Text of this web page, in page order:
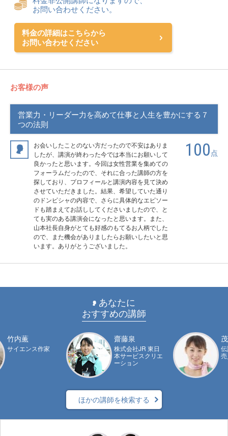
お問い合わせください。
料金の詳細はこちらから
お問い合わせください
お客様の声
営業力・リーダー力を高めて仕事と人生を豊かにする７
つの法則
お会いしたことのない方だったので不安はありま
したが、講演が終わった今では本当にお願いして
良かったと思います。今回は女性営業を集めての
フォーラムだったので、それに合った講師の方を
探しており、プロフィールと講演内容を見て決め
させていただきました。結果、希望していた通り
のドンピシャの内容で、さらに具体的なエピソー
ドも踏まえてお話ししてくださいましたので、と
ても実のある講演会になったと思います。また、
山本社長自身がとても好感のもてるお人柄でした
ので、また機会がありましたらお願いしたいと思
います。ありがとうございました。
100 点
あなたに
おすすめの講師
竹内薫
サイエンス作家
齋藤泉
株式会社JR 東日
本サービスクリエ
ーション
ほかの講師を検索する